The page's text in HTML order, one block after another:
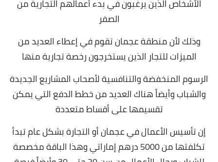
الأشخاص الذين يرغبون في بدء أعمالهم التجارية من
الصفر
وذلك لأن منطقة عجمان تقوم في إعطاء العديد من
الميزات للتجار الذين يستخرجون رخصة تجارية منها
الرسوم المنخفضة والتنافسية لأصحاب المشاريع الجديدة
والشباب وأيضاً هناك العديد من خطط الدفع التي يمكن
تقسيمها على أقساط متعددة
إن تأسيس الأعمال في عجمان أو التجارة بشكل عام تبدأ
تكلفتها من 5000 درهم إماراتي وهذا الباقة مخصصة